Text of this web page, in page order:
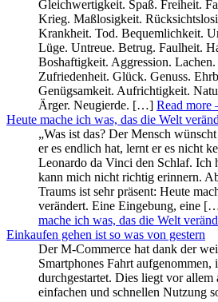
Gleichwertigkeit. Spaß. Freiheit.
Krieg. Maßlosigkeit.
Krankheit. Tod. Bequemlichkeit.
Lüge. Untreue. Betrug. Faulheit.
Boshaftigkeit. Aggression. Lachen.
Zufriedenheit. Glück. Genuss.
Genügsamkeit. Aufrichtigkeit.
Ärger. Neugierde. […] Read more
Heute mache ich was, das die Welt
„Was ist das? Der Mensch
er es endlich hat, lernt er es nicht
Leonardo da Vinci den Schlaf. Ich
kann mich nicht richtig erinnern.
Traums ist sehr präsent: Heute
verändert. Eine Eingebung, eine
mache ich was, das die Welt
Einkaufen gehen ist so was von gestern
Der M-Commerce hat dank der
Smartphones Fahrt
durchgestartet. Dies liegt vor allem
einfachen und schnellen Nutzung